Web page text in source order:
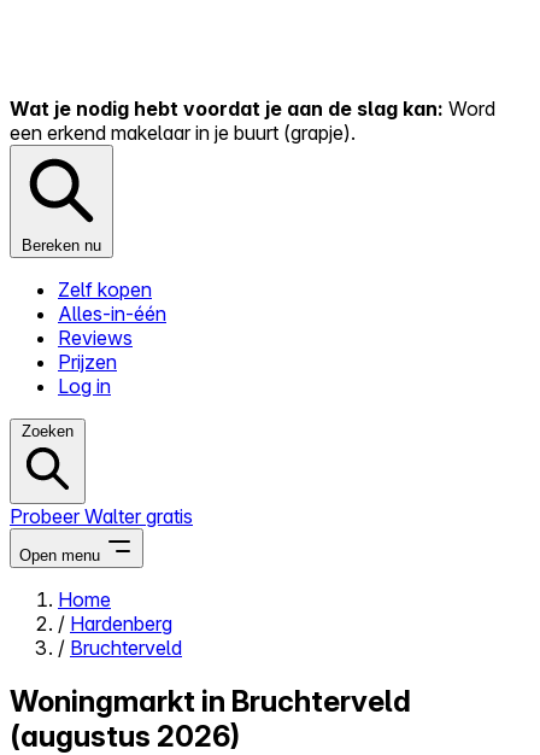
Wat je nodig hebt voordat je aan de slag kan: Word
een erkend makelaar in je buurt (grapje).
Bereken nu
Zelf kopen
Alles-in-één
Reviews
Prijzen
Log in
Zoeken
Probeer Walter gratis
Open menu
Close menu
Home
/ Hardenberg
/ Bruchterveld
Woningmarkt in Bruchterveld
(augustus 2026)